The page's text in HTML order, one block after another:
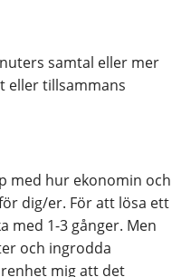
samtal eller mer
eller tillsammans
med hur ekonomin och
dig/er. För att lösa ett
med 1-3 gånger. Men
och ingrodda
mig att det